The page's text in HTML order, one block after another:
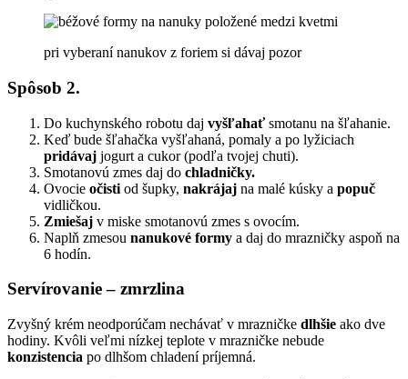
pri vyberaní nanukov z foriem si dávaj pozor
Spôsob 2.
Do kuchynského robotu daj vyšľahaťsmotanu na šľahanie.
Keď bude šľahačka vyšľahaná, pomaly a po lyžiciach
pridávaj jogurt a cukor (podľa tvojej chuti).
Smotanovú zmes daj do chladničky.
Ovocie očisti od šupky, nakrájaj na malé kúsky a popuč
vidličkou.
Zmiešaj v miske smotanovú zmes s ovocím.
Naplň zmesou nanukové formy a daj do mrazničky aspoň na
6 hodín.
Servírovanie – zmrzlina
Zvyšný krém neodporúčam nechávať v mrazničke dlhšie ako dve
hodiny. Kvôli veľmi nízkej teplote v mrazničke nebude
konzistencia po dlhšom chladení príjemná.